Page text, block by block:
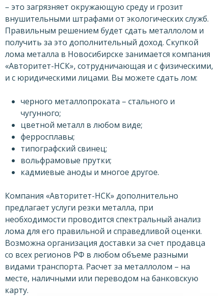
– это загрязняет окружающую среду и грозит
внушительными штрафами от экологических служб.
Правильным решением будет сдать металлолом и
получить за это дополнительный доход. Скупкой
лома металла в Новосибирске занимается компания
«Авторитет-НСК», сотрудничающая и с физическими,
и с юридическими лицами. Вы можете сдать лом:
черного металлопроката – стального и
чугунного;
цветной металл в любом виде;
ферросплавы;
типографский свинец;
вольфрамовые прутки;
кадмиевые аноды и многое другое.
Компания «Авторитет-НСК» дополнительно
предлагает услуги резки металла, при
необходимости проводится спектральный анализ
лома для его правильной и справедливой оценки.
Возможна организация доставки за счет продавца
со всех регионов РФ в любом объеме разными
видами транспорта. Расчет за металлолом – на
месте, наличными или переводом на банковскую
карту.